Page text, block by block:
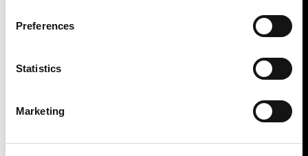
Preferences
Statistics
Marketing